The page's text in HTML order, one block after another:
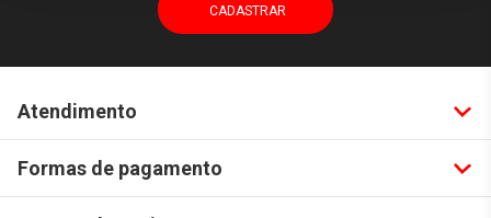
Atendimento
Formas de pagamento